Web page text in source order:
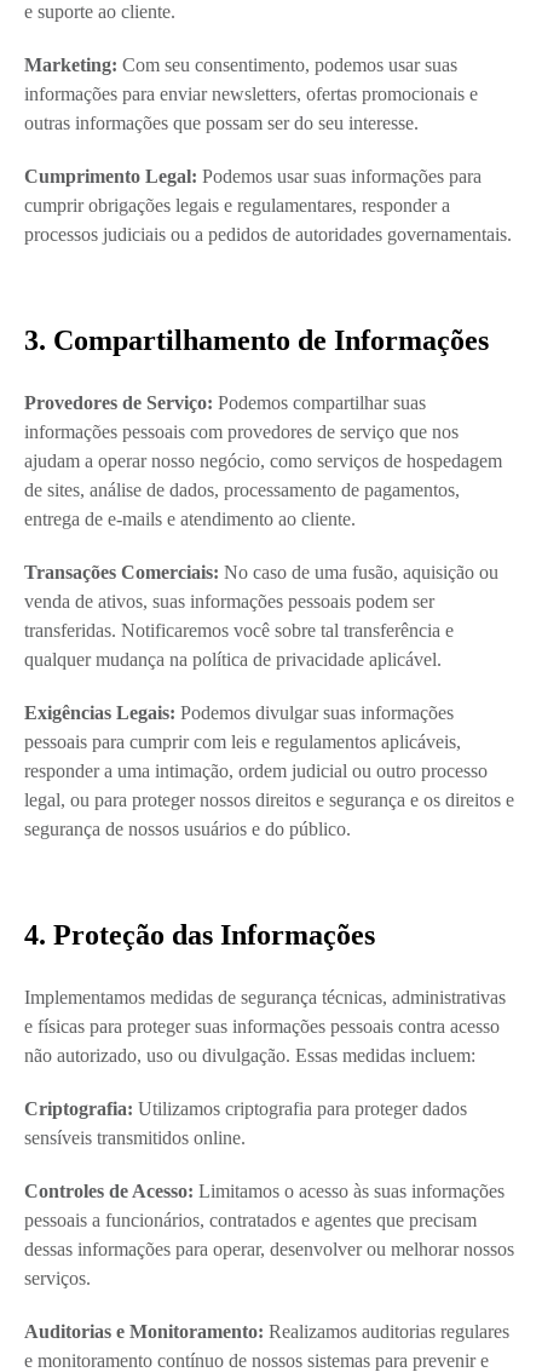
e suporte ao cliente.
Marketing: Com seu consentimento, podemos usar suas
informações para enviar newsletters, ofertas promocionais e
outras informações que possam ser do seu interesse.
Cumprimento Legal: Podemos usar suas informações para
cumprir obrigações legais e regulamentares, responder a
processos judiciais ou a pedidos de autoridades governamentais.
3. Compartilhamento de Informações
Provedores de Serviço: Podemos compartilhar suas
informações pessoais com provedores de serviço que nos
ajudam a operar nosso negócio, como serviços de hospedagem
de sites, análise de dados, processamento de pagamentos,
entrega de e-mails e atendimento ao cliente.
Transações Comerciais: No caso de uma fusão, aquisição ou
venda de ativos, suas informações pessoais podem ser
transferidas. Notificaremos você sobre tal transferência e
qualquer mudança na política de privacidade aplicável.
Exigências Legais: Podemos divulgar suas informações
pessoais para cumprir com leis e regulamentos aplicáveis,
responder a uma intimação, ordem judicial ou outro processo
legal, ou para proteger nossos direitos e segurança e os direitos e
segurança de nossos usuários e do público.
4. Proteção das Informações
Implementamos medidas de segurança técnicas, administrativas
e físicas para proteger suas informações pessoais contra acesso
não autorizado, uso ou divulgação. Essas medidas incluem:
Criptografia: Utilizamos criptografia para proteger dados
sensíveis transmitidos online.
Controles de Acesso: Limitamos o acesso às suas informações
pessoais a funcionários, contratados e agentes que precisam
dessas informações para operar, desenvolver ou melhorar nossos
serviços.
Auditorias e Monitoramento: Realizamos auditorias regulares
e monitoramento contínuo de nossos sistemas para prevenir e